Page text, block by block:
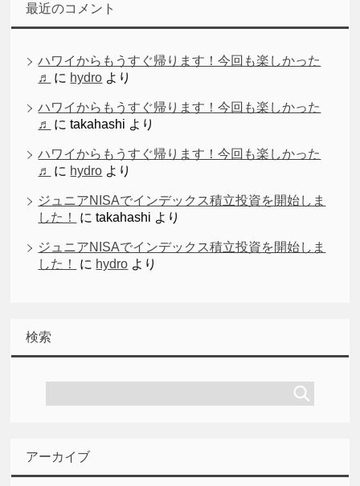
最近のコメント
ハワイからもうすぐ帰ります！今回も楽しかった
♬
に hydro より
ハワイからもうすぐ帰ります！今回も楽しかった
♬
にtakahashi より
ハワイからもうすぐ帰ります！今回も楽しかった
♬
に hydro より
ジュニアNISAでインデックス積立投資を開始しま
した！
にtakahashi より
ジュニアNISAでインデックス積立投資を開始しま
した！
に hydro より
検索
アーカイブ